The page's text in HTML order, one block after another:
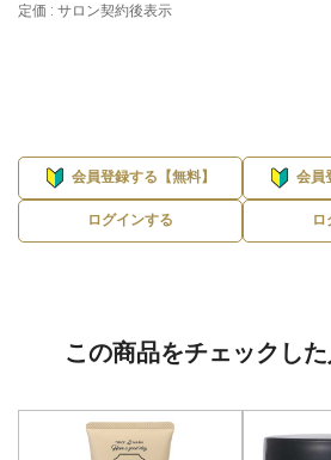
定価 : サロン契約後表示
会員登録する【無料】
ログインする
会員
ロ
この商品をチェックし